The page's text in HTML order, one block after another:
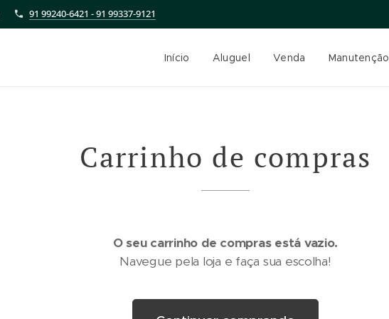
91 99240-6421 - 91 99337-9121
Início Aluguel Venda Manutenção
Carrinho de compras
O seu carrinho de compras está vazio.
Navegue pela loja e faça sua escolha!